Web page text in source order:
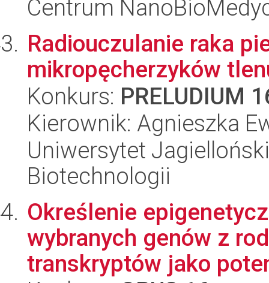
Centrum
Radiouczulanie raka
mikropęcherzyków
Konkurs: PRELUDIUM
Kierownik: Agnieszka
Uniwersytet
Biotechnologii
Określenie
wybranych genów z
transkryptów jako